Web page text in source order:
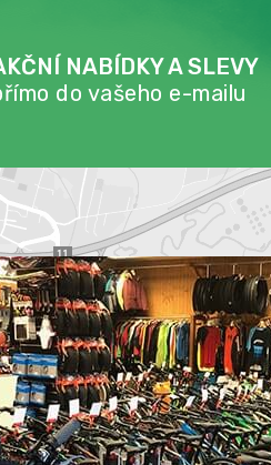
NABÍDKY A SLEVY
do vašeho e-mailu